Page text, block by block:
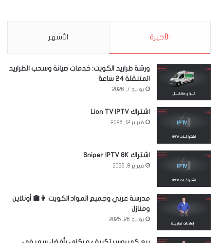
الأخيرة الأشهر
ورشة طراريد الكويت: خدمات صيانة وسحب الطراريد
المتنقلة 24 ساعة
يونيو 7, 2026
اشتراك Lion TV IPTV
فبراير 12, 2026
اشتراك Sniper IPTV 8K
فبراير 8, 2026
مدرسة عربي وجميع المواد الكويت 👩‍🏫 أونلاين
ومنازل
يوليو 26, 2025